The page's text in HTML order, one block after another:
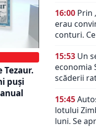
Tezaur.
puși
16:00 Prin
erau
conturi.
15:53 Un
economia
scăderii
15:45
lotului
luni. Se